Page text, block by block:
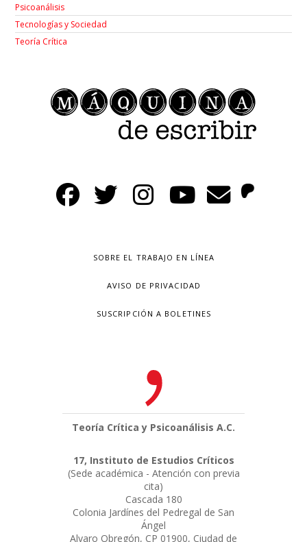
Psicoanálisis
Tecnologías y Sociedad
Teoría Crítica
SOBRE EL TRABAJO EN LÍNEA
AVISO DE PRIVACIDAD
SUSCRIPCIÓN A BOLETINES
Teoría Crítica y Psicoanálisis A.C.
17, Instituto de Estudios Críticos
(Sede académica - Atención con previa
cita)
Cascada 180
Colonia Jardínes del Pedregal de San
Ángel
Alvaro Obregón, CP 01900, Ciudad de